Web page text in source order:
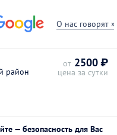
О нас говорят »
район
от 2500 ₽
цена за сутки
— безопасность для Вас